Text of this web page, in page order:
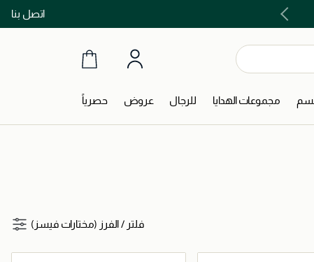
اتصل بنااشتري الآن و ادفع لاحقاً مع تابي و تمارا!
مجموعات الهدايا للرجال عروض حصرياً
فلتر /الفرز (مختارات فيسز)